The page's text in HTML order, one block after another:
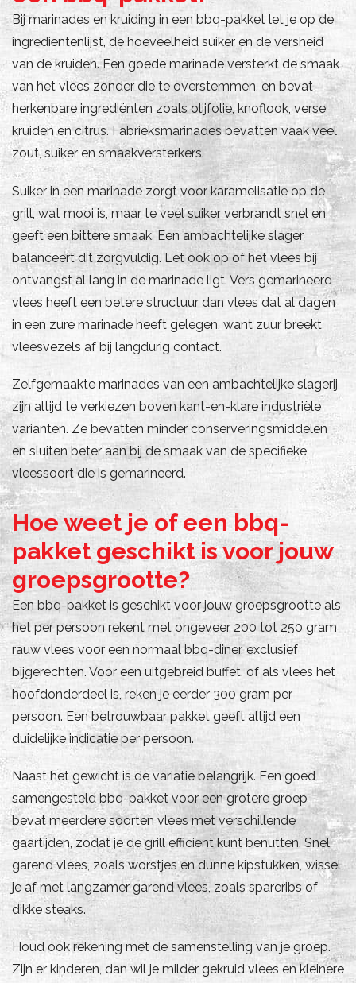
Bij marinades en kruiding in een bbq-pakket let je op de
ingrediëntenlijst, de hoeveelheid suiker en de versheid
van de kruiden. Een goede marinade versterkt de smaak
van het vlees zonder die te overstemmen, en bevat
herkenbare ingrediënten zoals olijfolie, knoflook, verse
kruiden en citrus. Fabrieksmarinades bevatten vaak veel
zout, suiker en smaakversterkers.
Suiker in een marinade zorgt voor karamelisatie op de
grill, wat mooi is, maar te veel suiker verbrandt snel en
geeft een bittere smaak. Een ambachtelijke slager
balanceert dit zorgvuldig. Let ook op of het vlees bij
ontvangst al lang in de marinade ligt. Vers gemarineerd
vlees heeft een betere structuur dan vlees dat al dagen
in een zure marinade heeft gelegen, want zuur breekt
vleesvezels af bij langdurig contact.
Zelfgemaakte marinades van een ambachtelijke slagerij
zijn altijd te verkiezen boven kant-en-klare industriële
varianten. Ze bevatten minder conserveringsmiddelen
en sluiten beter aan bij de smaak van de specifieke
vleessoort die is gemarineerd.
Hoe weet je of een bbq-
pakket geschikt is voor jouw
groepsgrootte?
Een bbq-pakket is geschikt voor jouw groepsgrootte als
het per persoon rekent met ongeveer 200 tot 250 gram
rauw vlees voor een normaal bbq-diner, exclusief
bijgerechten. Voor een uitgebreid buffet, of als vlees het
hoofdonderdeel is, reken je eerder 300 gram per
persoon. Een betrouwbaar pakket geeft altijd een
duidelijke indicatie per persoon.
Naast het gewicht is de variatie belangrijk. Een goed
samengesteld bbq-pakket voor een grotere groep
bevat meerdere soorten vlees met verschillende
gaartijden, zodat je de grill efficiënt kunt benutten. Snel
garend vlees, zoals worstjes en dunne kipstukken, wissel
je af met langzamer garend vlees, zoals spareribs of
dikke steaks.
Houd ook rekening met de samenstelling van je groep.
Zijn er kinderen, dan wil je milder gekruid vlees en kleinere